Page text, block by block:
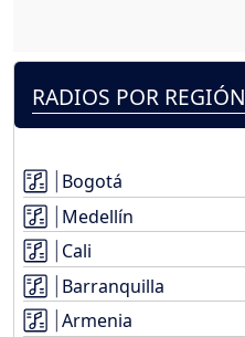
RADIOS POR REGIÓN
Bogotá
Medellín
Cali
Barranquilla
Armenia